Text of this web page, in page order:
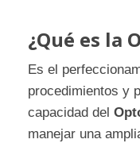
¿Qué es la
Es el
procedimientos y
capacidad del
manejar una